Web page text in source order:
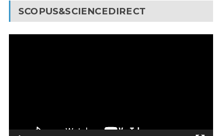
SCOPUS&SCIENCEDIRECT